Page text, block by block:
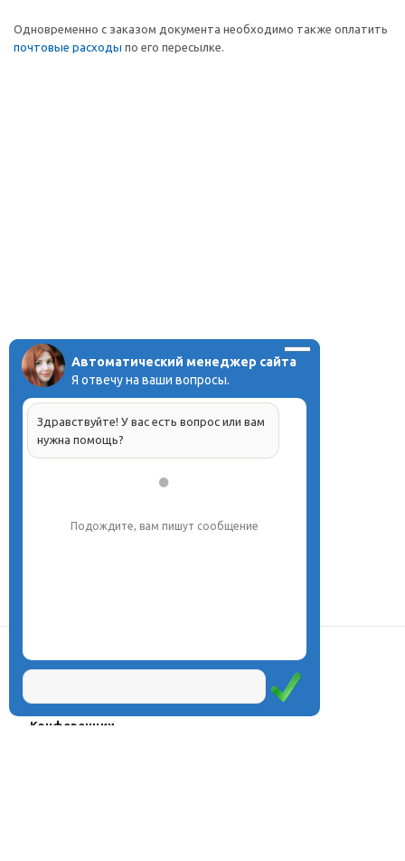
Одновременно с заказом документа необходимо также оплатить
почтовые расходы по его пересылке.
Проекты
Олимпиады
Конферeнции
Автоматический менеджер сайта
Я отвечу на ваши вопросы.
Здравствуйте! У вас есть вопрос или вам
нужна помощь?
Подождите, вам пишут сообщение